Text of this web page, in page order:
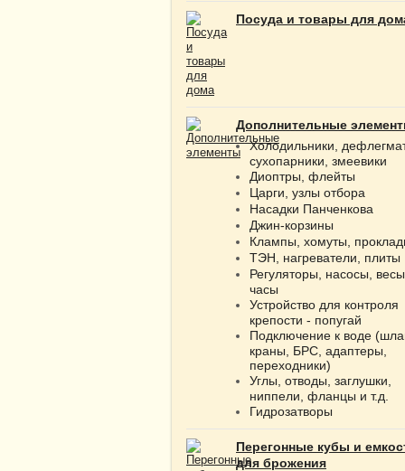
Посуда и товары для
Дополнительные
Холодильники,
сухопарники, змеевики
Диоптры, флейты
Царги, узлы отбора
Насадки Панченкова
Джин-корзины
Клампы, хомуты,
ТЭН, нагреватели, плиты
Регуляторы, насосы, весы,
часы
Устройство для контроля
крепости - попугай
Подключение к воде
краны, БРС, адаптеры,
переходники)
Углы, отводы, заглушки,
ниппели, фланцы и т.д.
Гидрозатворы
Перегонные кубы и
для брожения